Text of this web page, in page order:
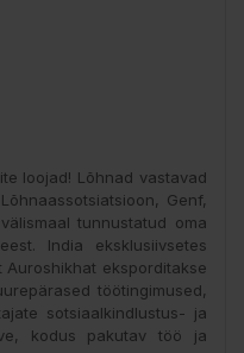
loojad! Lõhnad vastavad
Genf,
tunnustatud oma
India eksklusiivsetes
eksporditakse
töötingimused,
sotsiaalkindlustus- ja
kodus pakutav töö ja